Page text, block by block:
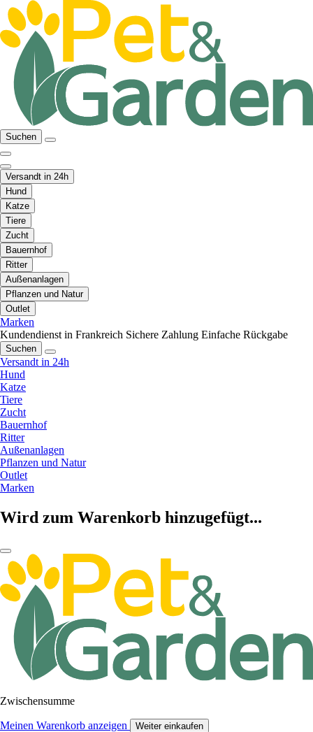
Suchen
Versandt in 24h
Hund
Katze
Tiere
Zucht
Bauernhof
Ritter
Außenanlagen
Pflanzen und Natur
Outlet
Marken
Kundendienst in Frankreich Sichere Zahlung Einfache Rückgabe
Suchen
Versandt in 24h
Hund
Katze
Tiere
Zucht
Bauernhof
Ritter
Außenanlagen
Pflanzen und Natur
Outlet
Marken
Wird zum Warenkorb hinzugefügt...
Zwischensumme
Meinen Warenkorb anzeigen Weiter einkaufen